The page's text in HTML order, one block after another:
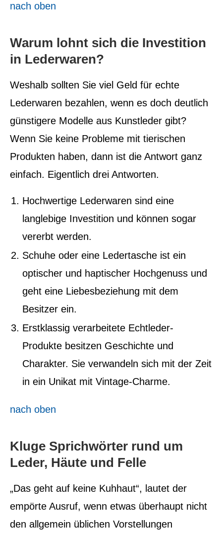
nach oben
Warum lohnt sich die Investition
in Lederwaren?
Weshalb sollten Sie viel Geld für echte
Lederwaren bezahlen, wenn es doch deutlich
günstigere Modelle aus Kunstleder gibt?
Wenn Sie keine Probleme mit tierischen
Produkten haben, dann ist die Antwort ganz
einfach. Eigentlich drei Antworten.
Hochwertige Lederwaren sind eine
langlebige Investition und können sogar
vererbt werden.
Schuhe oder eine Ledertasche ist ein
optischer und haptischer Hochgenuss und
geht eine Liebesbeziehung mit dem
Besitzer ein.
Erstklassig verarbeitete Echtleder-
Produkte besitzen Geschichte und
Charakter. Sie verwandeln sich mit der Zeit
in ein Unikat mit Vintage-Charme.
nach oben
Kluge Sprichwörter rund um
Leder, Häute und Felle
„Das geht auf keine Kuhhaut“, lautet der
empörte Ausruf, wenn etwas überhaupt nicht
den allgemein üblichen Vorstellungen